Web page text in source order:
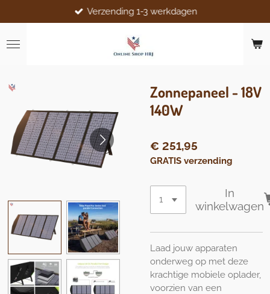
direct
naar
de
Verzending 1-3 werkdagen
Zonnepaneel - 18V
140W
€ 251,95
GRATIS verzending
In
winkelwagen
Laad jouw apparaten
onderweg op met deze
krachtige mobiele oplader,
voorzien van een